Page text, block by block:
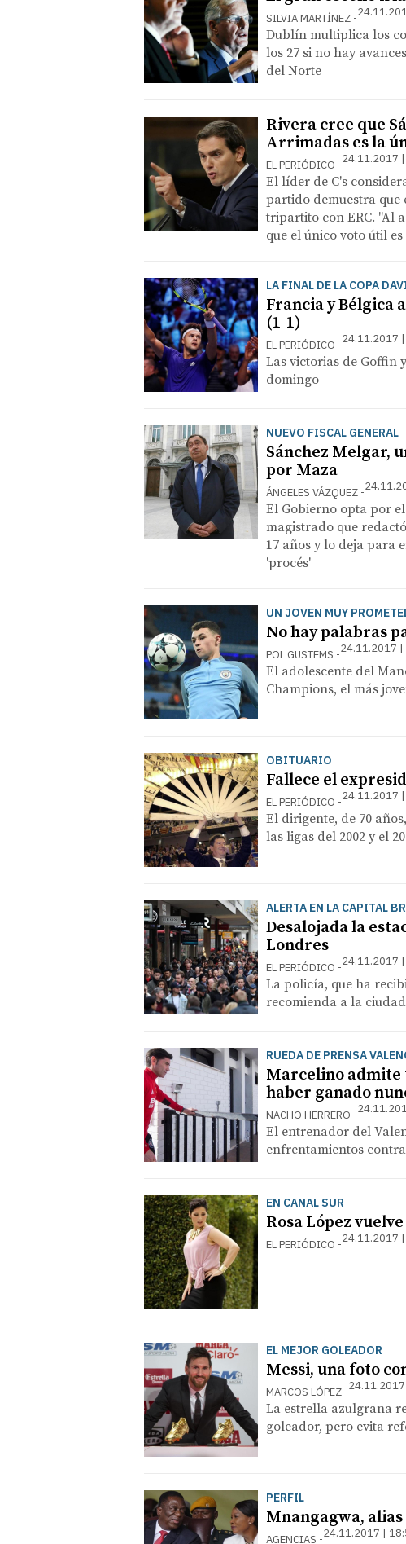
SILVIA MARTÍNEZ
Dublín multiplica los
los 27 si no hay
del Norte
Rivera cree que
Arrimadas es la
EL PERIÓDICO 24.11.2017
El líder de C's
partido demuestra que
tripartito con ERC. "Al
que el único voto útil
LA FINAL DE LA COPA
Francia y Bélgica
(1-1)
EL PERIÓDICO 24.11.2017
Las victorias de Goffin
domingo
NUEVO FISCAL GENERAL
Sánchez Melgar,
por Maza
ÁNGELES VÁZQUEZ
El Gobierno opta por
magistrado que
17 años y lo deja para
'procés'
UN JOVEN MUY
No hay palabras
POL GUSTEMS 24.11.2017 |
El adolescente del
Champions, el más
OBITUARIO
Fallece el
EL PERIÓDICO 24.11.2017
El dirigente, de 70
las ligas del 2002 y el
ALERTA EN LA CAPITAL
Desalojada la
Londres
EL PERIÓDICO 24.11.2017
La policía, que ha
recomienda a la
RUEDA DE PRENSA
Marcelino admite
haber ganado
NACHO HERRERO
El entrenador del
enfrentamientos
EN CANAL SUR
Rosa López
EL PERIÓDICO 24.11.2017
EL MEJOR GOLEADOR
Messi, una foto
MARCOS LÓPEZ
La estrella azulgrana
goleador, pero evita
PERFIL
Mnangagwa,
AGENCIAS 24.11.2017 |